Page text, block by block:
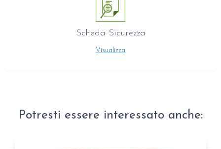
Scheda Sicurezza
Visualizza
Potresti essere interessato anche: